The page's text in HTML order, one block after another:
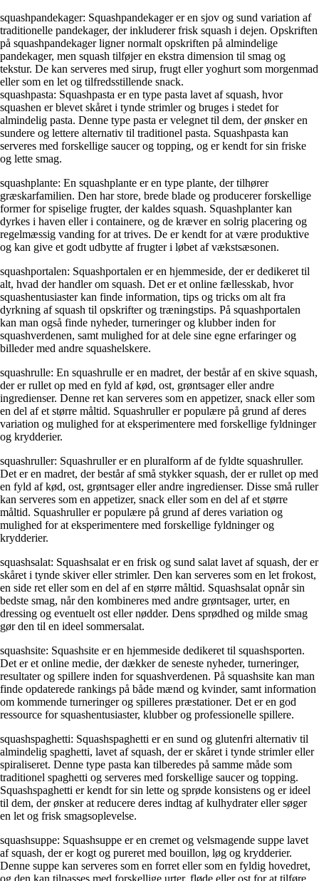
squashpandekager: Squashpandekager er en sjov og sund variation af
traditionelle pandekager, der inkluderer frisk squash i dejen. Opskriften
på squashpandekager ligner normalt opskriften på almindelige
pandekager, men squash tilføjer en ekstra dimension til smag og
tekstur. De kan serveres med sirup, frugt eller yoghurt som morgenmad
eller som en let og tilfredsstillende snack.
squashpasta: Squashpasta er en type pasta lavet af squash, hvor
squashen er blevet skåret i tynde strimler og bruges i stedet for
almindelig pasta. Denne type pasta er velegnet til dem, der ønsker en
sundere og lettere alternativ til traditionel pasta. Squashpasta kan
serveres med forskellige saucer og topping, og er kendt for sin friske
og lette smag.
squashplante: En squashplante er en type plante, der tilhører
græskarfamilien. Den har store, brede blade og producerer forskellige
former for spiselige frugter, der kaldes squash. Squashplanter kan
dyrkes i haven eller i containere, og de kræver en solrig placering og
regelmæssig vanding for at trives. De er kendt for at være produktive
og kan give et godt udbytte af frugter i løbet af vækstsæsonen.
squashportalen: Squashportalen er en hjemmeside, der er dedikeret til
alt, hvad der handler om squash. Det er et online fællesskab, hvor
squashentusiaster kan finde information, tips og tricks om alt fra
dyrkning af squash til opskrifter og træningstips. På squashportalen
kan man også finde nyheder, turneringer og klubber inden for
squashverdenen, samt mulighed for at dele sine egne erfaringer og
billeder med andre squashelskere.
squashrulle: En squashrulle er en madret, der består af en skive squash,
der er rullet op med en fyld af kød, ost, grøntsager eller andre
ingredienser. Denne ret kan serveres som en appetizer, snack eller som
en del af et større måltid. Squashruller er populære på grund af deres
variation og mulighed for at eksperimentere med forskellige fyldninger
og krydderier.
squashruller: Squashruller er en pluralform af de fyldte squashruller.
Det er en madret, der består af små stykker squash, der er rullet op med
en fyld af kød, ost, grøntsager eller andre ingredienser. Disse små ruller
kan serveres som en appetizer, snack eller som en del af et større
måltid. Squashruller er populære på grund af deres variation og
mulighed for at eksperimentere med forskellige fyldninger og
krydderier.
squashsalat: Squashsalat er en frisk og sund salat lavet af squash, der er
skåret i tynde skiver eller strimler. Den kan serveres som en let frokost,
en side ret eller som en del af en større måltid. Squashsalat opnår sin
bedste smag, når den kombineres med andre grøntsager, urter, en
dressing og eventuelt ost eller nødder. Dens sprødhed og milde smag
gør den til en ideel sommersalat.
squashsite: Squashsite er en hjemmeside dedikeret til squashsporten.
Det er et online medie, der dækker de seneste nyheder, turneringer,
resultater og spillere inden for squashverdenen. På squashsite kan man
finde opdaterede rankings på både mænd og kvinder, samt information
om kommende turneringer og spilleres præstationer. Det er en god
ressource for squashentusiaster, klubber og professionelle spillere.
squashspaghetti: Squashspaghetti er en sund og glutenfri alternativ til
almindelig spaghetti, lavet af squash, der er skåret i tynde strimler eller
spiraliseret. Denne type pasta kan tilberedes på samme måde som
traditionel spaghetti og serveres med forskellige saucer og topping.
Squashspaghetti er kendt for sin lette og sprøde konsistens og er ideel
til dem, der ønsker at reducere deres indtag af kulhydrater eller søger
en let og frisk smagsoplevelse.
squashsuppe: Squashsuppe er en cremet og velsmagende suppe lavet
af squash, der er kogt og pureret med bouillon, løg og krydderier.
Denne suppe kan serveres som en forret eller som en fyldig hovedret,
og den kan tilpasses med forskellige urter, fløde eller ost for at tilføre